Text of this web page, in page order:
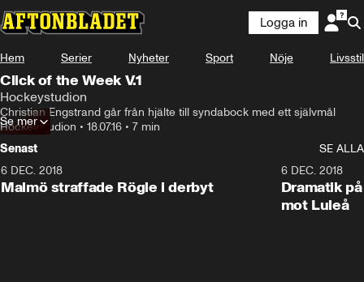
Logga in
Hem Serier Nyheter Sport Nöje Livsstil
Click of the Week V.1
Hockeystudion
Christian Engstrand går från hjälte till syndabock med ett självmål
Hockeystudion • 18.07.16 • 7 min
Se mer
Senast
SE ALLA
6 DEC. 2018
Malmö straffade Rögle i derbyt
6 DEC. 2018
Dramatik
mot Luleå